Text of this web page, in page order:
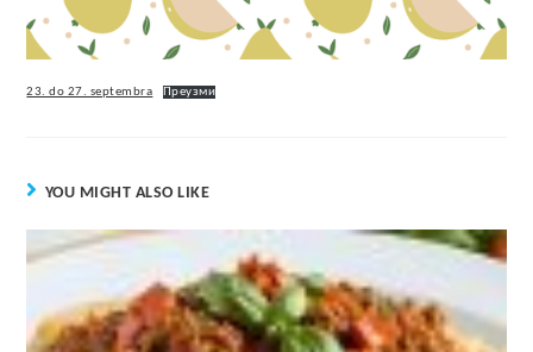
23. do 27. septembra Преузми
YOU MIGHT ALSO LIKE